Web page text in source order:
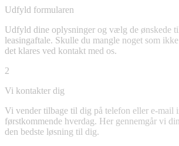
Udfyld formularen
Udfyld dine oplysninger og vælg de ønskede
leasingaftale. Skulle du mangle noget som
det klares ved kontakt med os.
2
Vi kontakter dig
Vi vender tilbage til dig på telefon eller e-mail
førstkommende hverdag. Her gennemgår vi
den bedste løsning til dig.